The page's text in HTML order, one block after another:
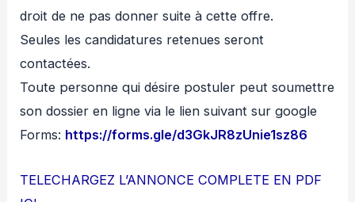
droit de ne pas donner suite à cette offre.
Seules les candidatures retenues seront
contactées.
Toute personne qui désire postuler peut soumettre
son dossier en ligne via le lien suivant sur google
Forms: https://forms.gle/d3GkJR8zUnie1sz86
TELECHARGEZ L’ANNONCE COMPLETE EN PDF